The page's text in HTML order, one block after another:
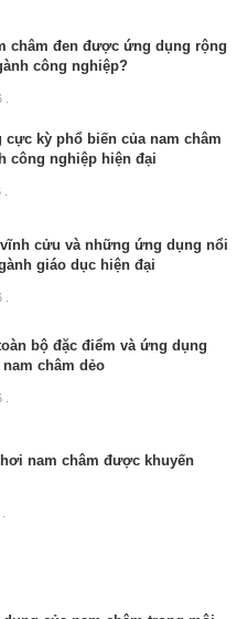
châm đen được ứng dụng rộng
công nghiệp?
cực kỳ phổ biến của nam châm
công nghiệp hiện đại
cửu và những ứng dụng nổi
giáo dục hiện đại
bộ đặc điểm và ứng dụng
châm dẻo
nam châm được khuyến